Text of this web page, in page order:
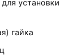
установки
гайка